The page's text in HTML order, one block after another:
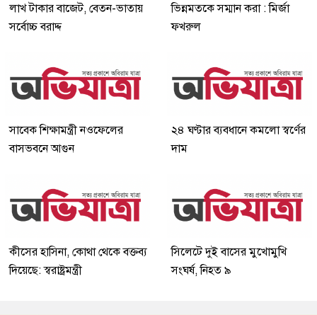
লাখ টাকার বাজেট, বেতন-ভাতায়
সর্বোচ্চ বরাদ্দ
ভিন্নমতকে সম্মান করা : মির্জা
ফখরুল
সাবেক শিক্ষামন্ত্রী নওফেলের
বাসভবনে আগুন
২৪ ঘণ্টার ব্যবধানে কমলো স্বর্ণের
দাম
কীসের হাসিনা, কোথা থেকে বক্তব্য
দিয়েছে: স্বরাষ্ট্রমন্ত্রী
সিলেটে দুই বাসের মুখোমুখি
সংঘর্ষ, নিহত ৯